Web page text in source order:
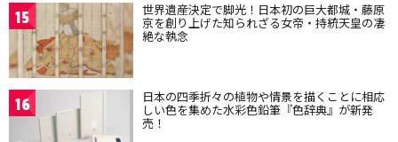
15 世界遺産決定で脚光！日本初の巨大都城・藤原
京を創り上げた知られざる女帝・持統天皇の凄
絶な執念
16 日本の四季折々の植物や情景を描くことに相応
しい色を集めた水彩色鉛筆『色辞典』が新発
売！